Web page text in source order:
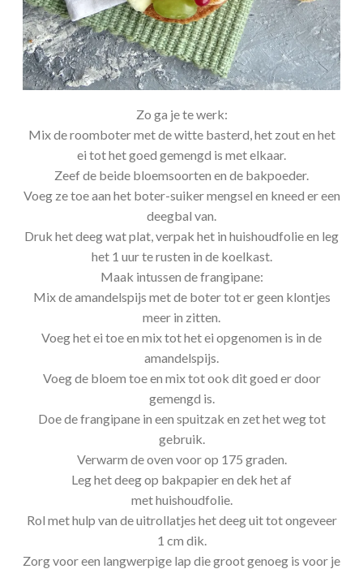
Zo ga je te werk:
Mix de roomboter met de witte basterd, het zout en het
ei tot het goed gemengd is met elkaar.
Zeef de beide bloemsoorten en de bakpoeder.
Voeg ze toe aan het boter-suiker mengsel en kneed er een
deegbal van.
Druk het deeg wat plat, verpak het in huishoudfolie en leg
het 1 uur te rusten in de koelkast.
Maak intussen de frangipane:
Mix de amandelspijs met de boter tot er geen klontjes
meer in zitten.
Voeg het ei toe en mix tot het ei opgenomen is in de
amandelspijs.
Voeg de bloem toe en mix tot ook dit goed er door
gemengd is.
Doe de frangipane in een spuitzak en zet het weg tot
gebruik.
Verwarm de oven voor op 175 graden.
Leg het deeg op bakpapier en dek het af
met huishoudfolie.
Rol met hulp van de uitrollatjes het deeg uit tot ongeveer
1 cm dik.
Zorg voor een langwerpige lap die groot genoeg is voor je